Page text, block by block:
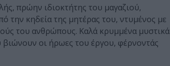
πρώην ιδιοκτήτης του μαγαζιού,
την κηδεία της μητέρας του, ντυμένος με
του ανθρώπους. Καλά κρυμμένα μυστικά
οι ήρωες του έργου, φέρνοντάς